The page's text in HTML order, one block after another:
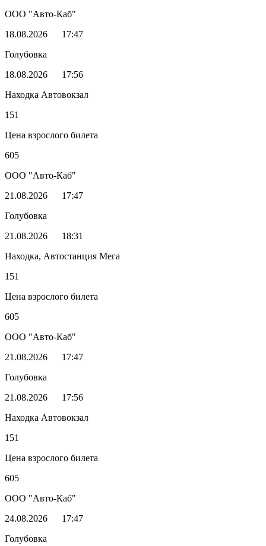
ООО "Авто-Каб"
18.08.2026
17:47
Голубовка
18.08.2026
17:56
Находка Автовокзал
151
Цена взрослого билета
605
ООО "Авто-Каб"
21.08.2026
17:47
Голубовка
21.08.2026
18:31
Находка, Автостанция Мега
151
Цена взрослого билета
605
ООО "Авто-Каб"
21.08.2026
17:47
Голубовка
21.08.2026
17:56
Находка Автовокзал
151
Цена взрослого билета
605
ООО "Авто-Каб"
24.08.2026
17:47
Голубовка